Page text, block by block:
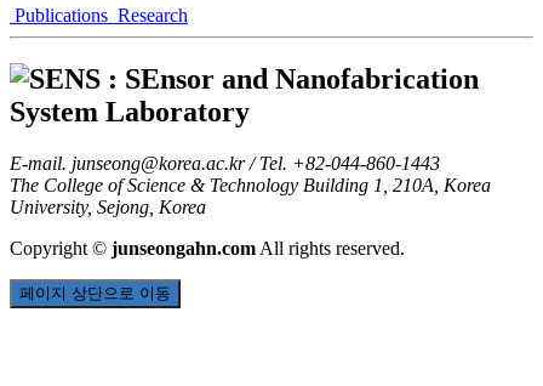
Publications Research
E-mail. junseong@korea.ac.kr/ Tel. +82-044-860-1443
The College of Science & Technology Building 1, 210A, Korea
University, Sejong, Korea
Copyright © junseongahn.com All rights reserved.
페이지 상단으로 이동